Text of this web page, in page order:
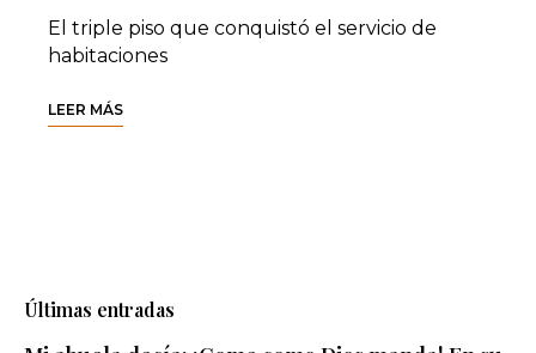
El triple piso que conquistó el servicio de
habitaciones
LEER MÁS
Últimas entradas